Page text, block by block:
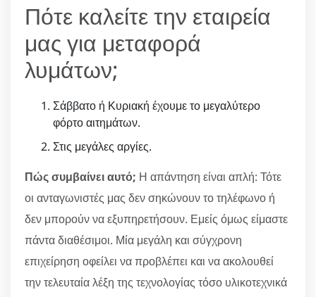
Πότε καλείτε την εταιρεία
μας για μεταφορά
λυμάτων;
Σάββατο ή Κυριακή έχουμε το μεγαλύτερο
φόρτο αιτημάτων.
Στις μεγάλες αργίες.
Πώς συμβαίνει αυτό; Η απάντηση είναι απλή: Τότε
οι ανταγωνιστές μας δεν σηκώνουν το τηλέφωνο ή
δεν μπορούν να εξυπηρετήσουν. Εμείς όμως είμαστε
πάντα διαθέσιμοι. Μία μεγάλη και σύγχρονη
επιχείρηση οφείλει να προβλέπει και να ακολουθεί
την τελευταία λέξη της τεχνολογίας τόσο υλικοτεχνικά